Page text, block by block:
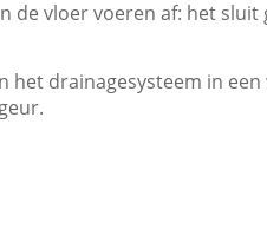
de vloer voeren af: het
het drainagesysteem in